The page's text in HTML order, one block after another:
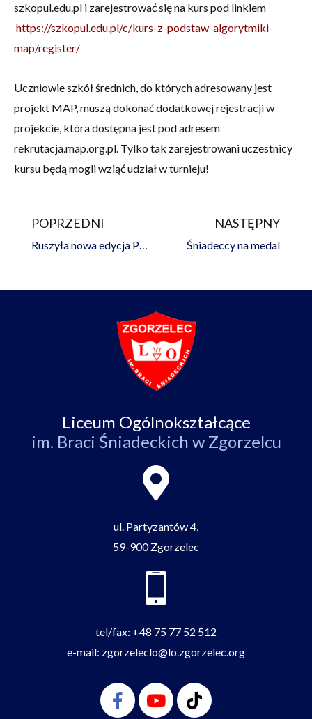
szkopul.edu.pl i zarejestrować się na kurs pod linkiem
https://szkopul.edu.pl/c/kurs-z-podstaw-algorytmiki-
map/register/
Uczniowie szkół średnich, do których adresowany jest
projekt MAP, muszą dokonać dodatkowej rejestracji w
projekcie, która dostępna jest pod adresem
rekrutacja.map.org.pl. Tylko tak zarejestrowani uczestnicy
kursu będą mogli wziąć udział w turnieju!
Prev
POPRZEDNI
Ruszyła nowa edycja Projektu MAP!
NASTĘPNY
Śniadeccy na medal
Liceum Ogólnokształcące
im. Braci Śniadeckich w Zgorzelcu
ul. Partyzantów 4,
59-900 Zgorzelec
tel/fax: +48 75 77 52 512
e-mail: zgorzeleclo@lo.zgorzelec.org
Facebook-
f
YoutubeTiktok